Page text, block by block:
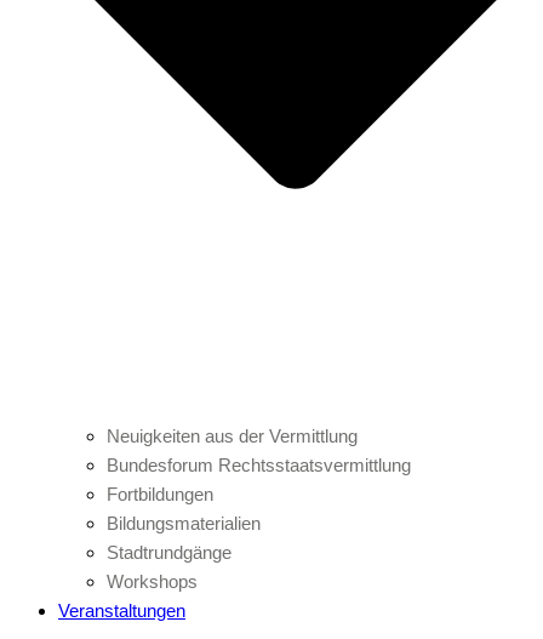
Neuigkeiten aus der Vermittlung
Bundesforum Rechtsstaatsvermittlung
Fortbildungen
Bildungsmaterialien
Stadtrundgänge
Workshops
Veranstaltungen